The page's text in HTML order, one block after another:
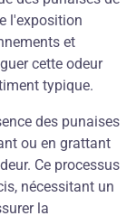
l'exposition
et
cette odeur
typique.
des punaises
ou en grattant
Ce processus
nécessitant un
la